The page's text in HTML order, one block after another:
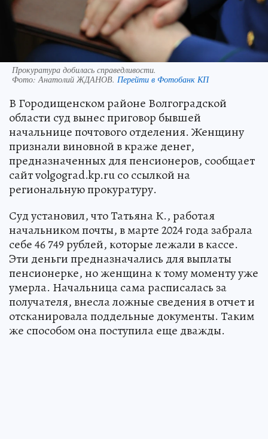
Прокуратура добилась справедливости.
Фото: Анатолий ЖДАНОВ. Перейти в Фотобанк КП
В Городищенском районе Волгоградской
области суд вынес приговор бывшей
начальнице почтового отделения. Женщину
признали виновной в краже денег,
предназначенных для пенсионеров, сообщает
сайт volgograd.kp.ru со ссылкой на
региональную прокуратуру.
Суд установил, что Татьяна К., работая
начальником почты, в марте 2024 года забрала
себе 46 749 рублей, которые лежали в кассе.
Эти деньги предназначались для выплаты
пенсионерке, но женщина к тому моменту уже
умерла. Начальница сама расписалась за
получателя, внесла ложные сведения в отчет и
отсканировала поддельные документы. Таким
же способом она поступила еще дважды.